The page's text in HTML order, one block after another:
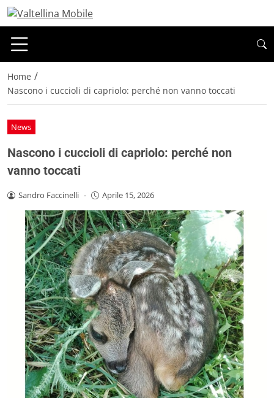
Home /
Nascono i cuccioli di capriolo: perché non vanno toccati
News
Nascono i cuccioli di capriolo: perché non
vanno toccati
Sandro Faccinelli - Aprile 15, 2026